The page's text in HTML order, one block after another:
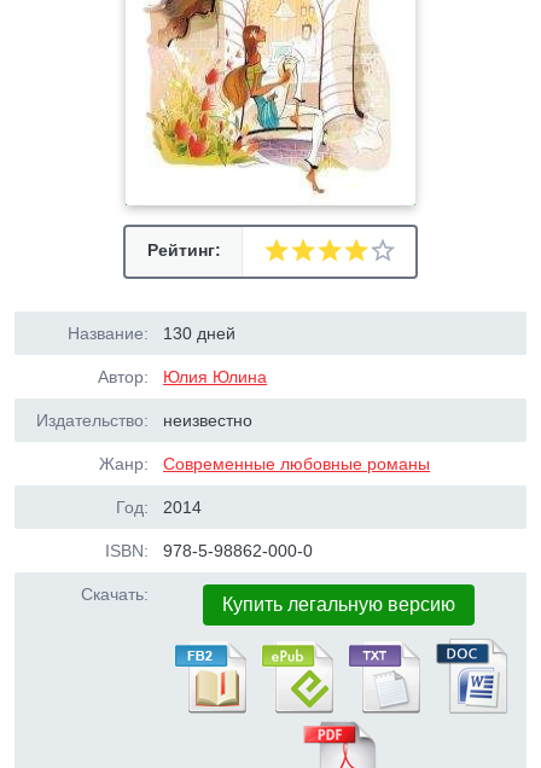
Рейтинг:
Название: 130 дней
Автор: Юлия Юлина
Издательство: неизвестно
Жанр: Современные любовные романы
Год: 2014
ISBN: 978-5-98862-000-0
Скачать: Купить легальную версию